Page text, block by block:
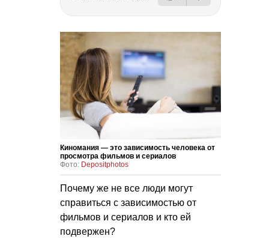
Киномания — это зависимость человека от
просмотра фильмов и сериалов
Фото: Depositphotos
Почему же не все люди могут
справиться с зависимостью от
фильмов и сериалов и кто ей
подвержен?